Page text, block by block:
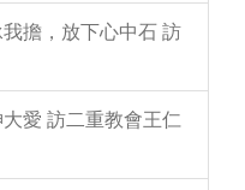
擔，放下心中石 訪
愛 訪二重教會王仁